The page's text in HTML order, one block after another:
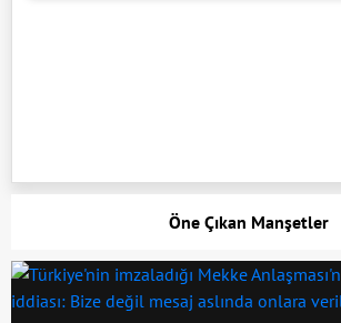
Öne Çıkan Manşetler